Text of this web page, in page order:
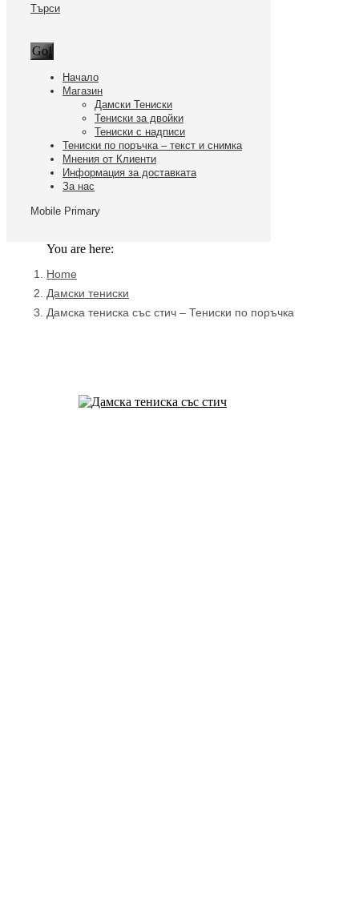
Facebook
opens
new
Search:
Търси
Начало
Магазин
Дамски Тениски
Тениски за двойки
Тениски с надписи
Тениски по поръчка – текст и снимка
Мнения от Клиенти
Информация за доставката
За нас
Mobile Primary
You are here:
Home
Дамски тениски
Дамска тениска със стич – Тениски по поръчка